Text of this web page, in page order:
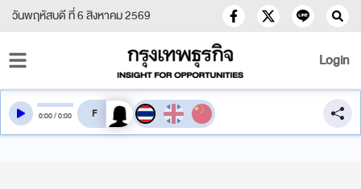
วันพฤหัสบดี ที่ 6 สิงหาคม 2569
Login
0:00/0:00 สลับเสียงอ่าน